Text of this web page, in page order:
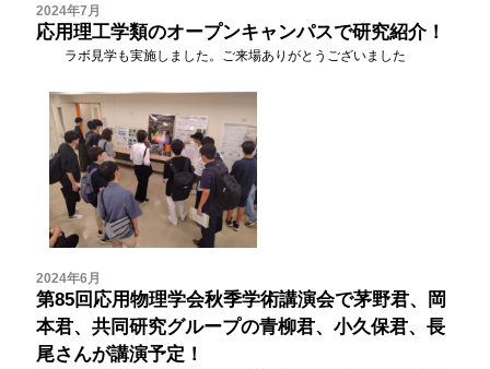
2024年7月
応用理工学類のオープンキャンパスで研究紹介！
ラボ見学も実施しました。ご来場ありがとうございました
2024年6月
第85回応用物理学会秋季学術講演会で茅野君、岡
本君、共同研究グループの青柳君、小久保君、長
尾さんが講演予定！